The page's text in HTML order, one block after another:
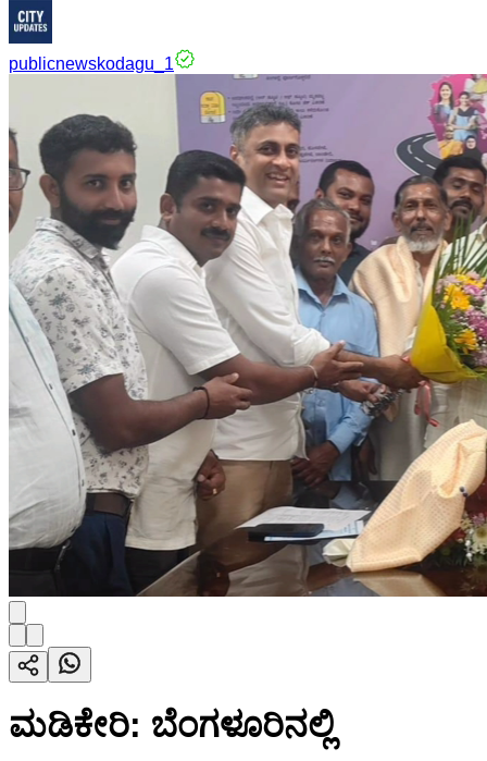
publicnewskodagu_1
ಮಡಿಕೇರಿ: ಬೆಂಗಳೂರಿನಲ್ಲಿ